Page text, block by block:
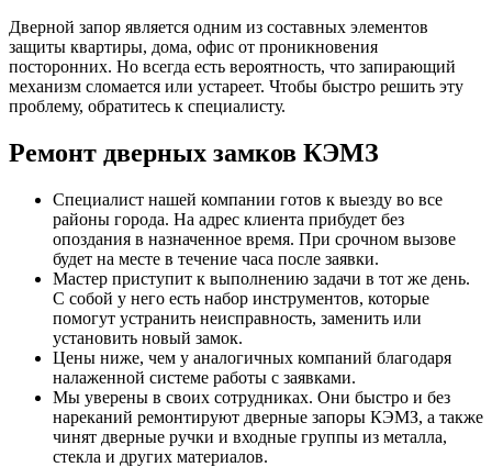
Дверной запор является одним из составных элементов
защиты квартиры, дома, офис от проникновения
посторонних. Но всегда есть вероятность, что запирающий
механизм сломается или устареет. Чтобы быстро решить эту
проблему, обратитесь к специалисту.
Ремонт дверных замков КЭМЗ
Специалист нашей компании готов к выезду во все
районы города. На адрес клиента прибудет без
опоздания в назначенное время. При срочном вызове
будет на месте в течение часа после заявки.
Мастер приступит к выполнению задачи в тот же день.
С собой у него есть набор инструментов, которые
помогут устранить неисправность, заменить или
установить новый замок.
Цены ниже, чем у аналогичных компаний благодаря
налаженной системе работы с заявками.
Мы уверены в своих сотрудниках. Они быстро и без
нареканий ремонтируют дверные запоры КЭМЗ, а также
чинят дверные ручки и входные группы из металла,
стекла и других материалов.